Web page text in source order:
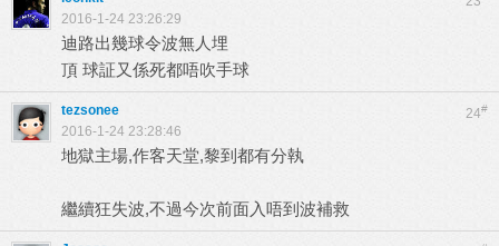
2016-1-24 23:26:29
迪路出幾球令波無人埋
頂 球証又係死都唔吹手球
24#
tezsonee
2016-1-24 23:28:46
地獄主場,作客天堂,黎到都有分執
繼續狂失波,不過今次前面入唔到波補救